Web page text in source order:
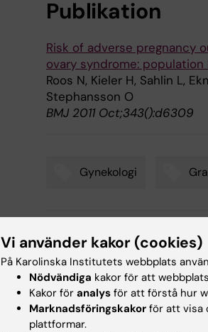
Publikation
Risk of adverse pregnancy
ovary syndrome:
Roos N, Kieler H, Sahlin L,
Stephansson O
BMJ 2011 Oct;343():d6309
Gynekologi
Uppdaterad av:
Webb Admin
2014-06-19
Dela
Vi använder kakor (cookies)
På Karolinska Institutets webbplats
Nödvändiga kakor för att
Kakor för analys för att förstå hur
Marknadsföringskakor för att visa
plattformar.